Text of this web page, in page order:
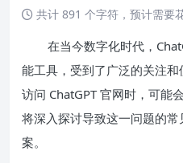
共计 891 个字符，预计需要
在当今数字化时代，
能工具，受到了广泛的关注
访问 ChatGPT 官网时，可能
将深入探讨导致这一问题的
案。